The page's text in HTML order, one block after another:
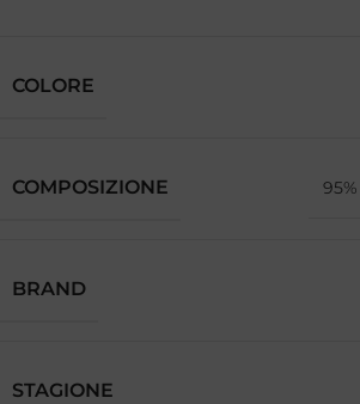
COLORE
COMPOSIZIONE
BRAND
STAGIONE